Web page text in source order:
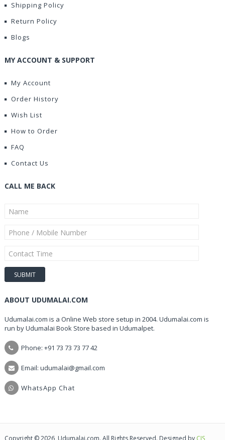
Shipping Policy
Return Policy
Blogs
MY ACCOUNT & SUPPORT
My Account
Order History
Wish List
How to Order
FAQ
Contact Us
CALL ME BACK
ABOUT UDUMALAI.COM
Udumalai.com is a Online Web store setup in 2004. Udumalai.com is
run by Udumalai Book Store based in Udumalpet.
Phone: +91 73 73 73 77 42
Email: udumalai@gmail.com
WhatsApp Chat